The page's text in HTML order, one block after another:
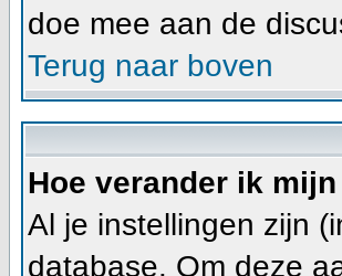
doe mee aan de
Terug naar boven
Hoe verander ik
Al je instellingen zijn
database. Om deze